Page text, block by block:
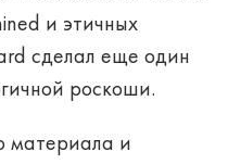
и этичных
сделал еще один
роскоши.
материала и